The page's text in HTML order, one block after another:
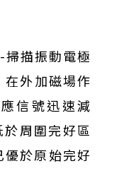
掃描振動電極
外加磁場作
信號迅速減
周圍完好區
於原始完好